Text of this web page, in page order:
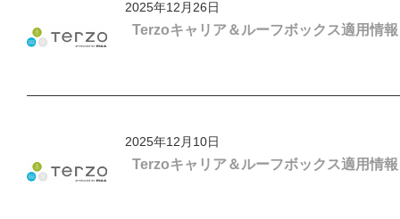
2025年12月26日
Terzoキャリア＆ルーフボックス適用情
2025年12月10日
Terzoキャリア＆ルーフボックス適用情